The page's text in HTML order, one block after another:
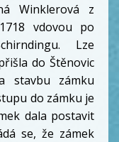
Winklerová z
vdovou po
Lze
do Štěnovic
stavbu zámku
do zámku je
dala postavit
se, že zámek